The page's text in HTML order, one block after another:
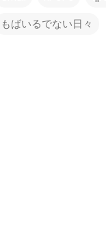
もばいるでない日々